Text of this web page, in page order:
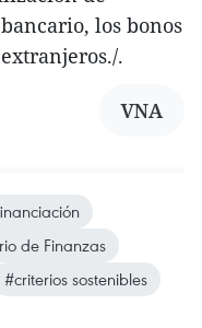
los bonos
.
VNA
de Finanzas
#criterios sostenibles